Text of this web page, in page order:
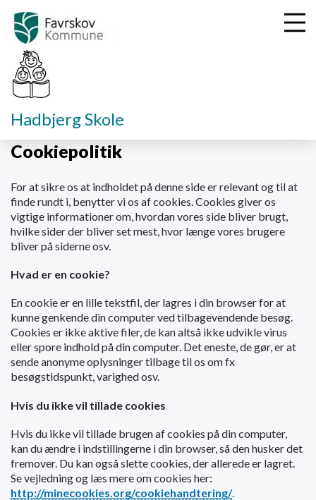
t
Hadbjerg Skole
Cookiepolitik
For at sikre os at indholdet på denne side er relevant og til at
finde rundt i, benytter vi os af cookies. Cookies giver os
vigtige informationer om, hvordan vores side bliver brugt,
hvilke sider der bliver set mest, hvor længe vores brugere
bliver på siderne osv.
Hvad er en cookie?
En cookie er en lille tekstfil, der lagres i din browser for at
kunne genkende din computer ved tilbagevendende besøg.
Cookies er ikke aktive filer, de kan altså ikke udvikle virus
eller spore indhold på din computer. Det eneste, de gør, er at
sende anonyme oplysninger tilbage til os om fx
besøgstidspunkt, varighed osv.
Hvis du ikke vil tillade cookies
Hvis du ikke vil tillade brugen af cookies på din computer,
kan du ændre i indstillingerne i din browser, så den husker det
fremover. Du kan også slette cookies, der allerede er lagret.
Se vejledning og læs mere om cookies her:
http://minecookies.org/cookiehandtering/.